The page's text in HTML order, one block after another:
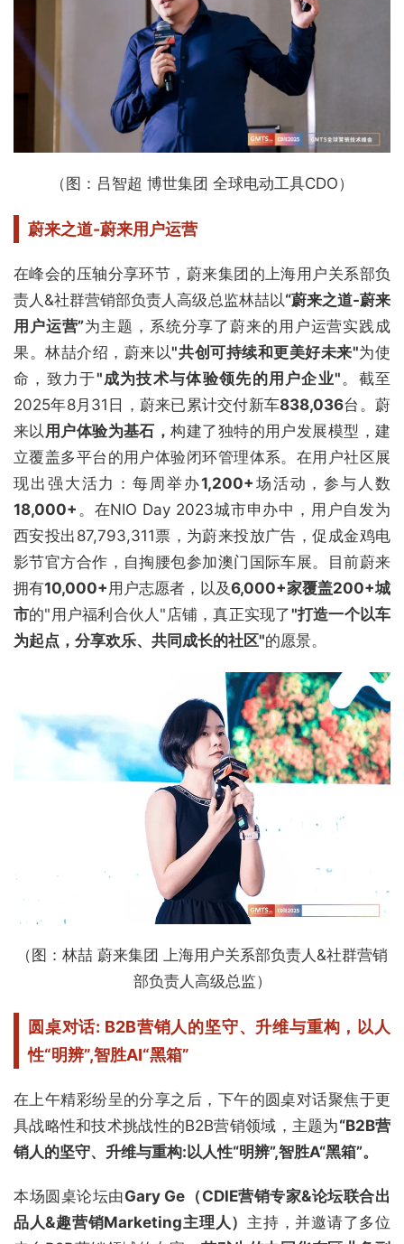
（图：吕智超 博世集团 全球电动工具CDO）
蔚来之道-蔚来用户运营
在峰会的压轴分享环节，蔚来集团的上海用户关系部负
责人&社群营销部负责人高级总监林喆以“蔚来之道-蔚来
用户运营”为主题，系统分享了蔚来的用户运营实践成
果。林喆介绍，蔚来以"共创可持续和更美好未来"为使
命，致力于"成为技术与体验领先的用户企业"。截至
2025年8月31日，蔚来已累计交付新车838,036台。蔚
来以用户体验为基石，构建了独特的用户发展模型，建
立覆盖多平台的用户体验闭环管理体系。在用户社区展
现出强大活力：每周举办1,200+ 场活动，参与人数
18,000+ 。在NIO Day 2023城市申办中，用户自发为
西安投出87,793,311票，为蔚来投放广告，促成金鸡电
影节官方合作，自掏腰包参加澳门国际车展。目前蔚来
拥有10,000+用户志愿者，以及6,000+家覆盖200+城
市的"用户福利合伙人"店铺，真正实现了"打造一个以车
为起点，分享欢乐、共同成长的社区"的愿景。
（图：林喆 蔚来集团 上海用户关系部负责人&社群营销
部负责人高级总监）
圆桌对话: B2B营销人的坚守、升维与重构， 以人
性“明辨”,智胜AI“黑箱”
在上午精彩纷呈的分享之后，下午的圆桌对话聚焦于更
具战略性和技术挑战性的B2B营销领域，主题为“B2B营
销人的坚守、升维与重构:以人性“明辨”,智胜A“黑箱”。
本场圆桌论坛由Gary Ge（CDIE营销专家&论坛联合出
品人&趣营销Marketing主理人） 主持，并邀请了多位